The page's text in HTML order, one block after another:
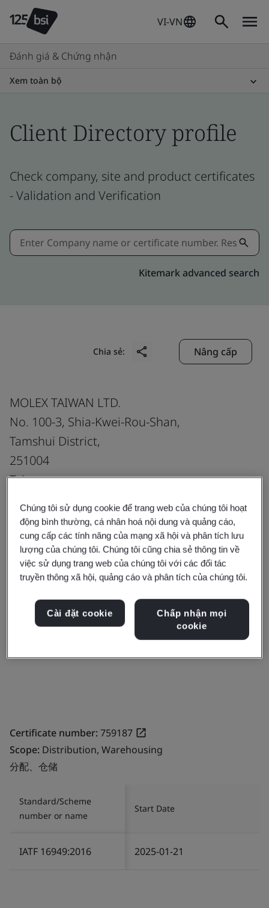
VI-VN
Đánh giá & Chứng nhận
Xem toàn bộ
Client Directory profile
Check company, site and product certificates
- Validation and Verification
Kitemark advanced search
Chia sẻ: Nâng cấp
MOLEX TAIWAN LTD.
No. 100-3, Shia-Kwei-Rou-Shan,
Tamshui District,
251004
Taiwan
Certificate number:748582
Scope:Warehousing, Distribution
Standard/Scheme
number or name
2024-09-11
Certificate number:759187
Scope: Distribution, Warehousing
分配、仓储
Standard/Scheme
number or name
Start Date
IATF 16949:2016 2025-01-21
Chúng tôi sử dụng cookie để trang web của chúng tôi hoạt
động bình thường, cá nhân hoá nội dung và quảng cáo,
cung cấp các tính năng của mạng xã hội và phân tích lưu
lượng của chúng tôi. Chúng tôi cũng chia sẻ thông tin về
việc sử dụng trang web của chúng tôi với các đối tác
truyền thông xã hội, quảng cáo và phân tích của chúng tôi.
Cài đặt cookie
Chấp nhận mọi
cookie